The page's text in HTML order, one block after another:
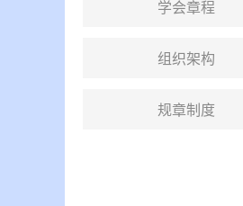
学会章程
组织架构
规章制度